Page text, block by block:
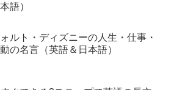
語）
ルト・ディズニーの人生・仕事・
の名言（英語＆日本語）